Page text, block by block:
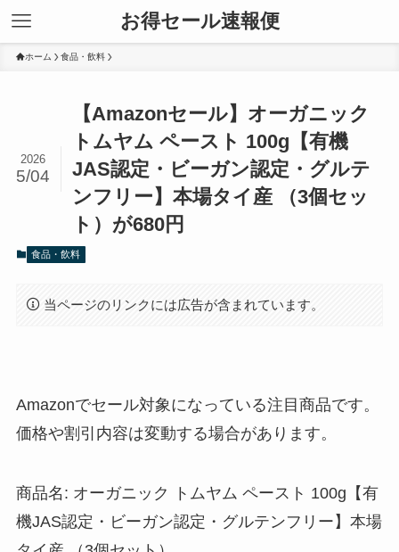
お得セール速報便
ホーム 食品・飲料
【Amazonセール】オーガニック
トムヤム ペースト 100g【有機
JAS認定・ビーガン認定・グルテ
ンフリー】本場タイ産 （3個セッ
ト）が680円
2026
5/04
食品・飲料
当ページのリンクには広告が含まれています。
Amazonでセール対象になっている注目商品です。
価格や割引内容は変動する場合があります。
商品名: オーガニック トムヤム ペースト 100g【有
機JAS認定・ビーガン認定・グルテンフリー】本場